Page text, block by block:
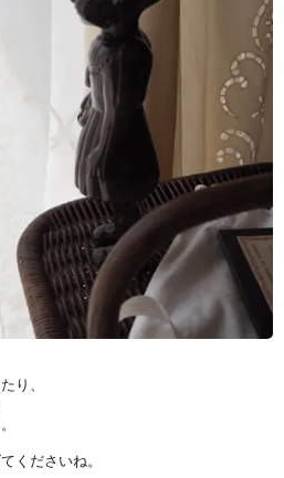
り、
くださいね。